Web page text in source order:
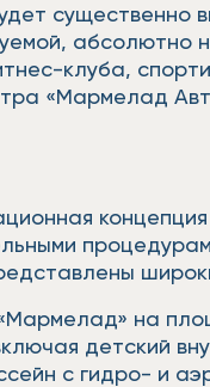
абсолютно
клуба,
«Мармелад
на
детский
с гидро- и